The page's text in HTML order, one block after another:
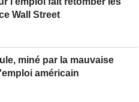
Wall Street
miné par la mauvaise
américain